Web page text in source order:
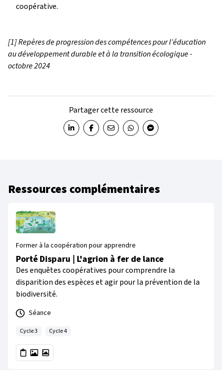
coopérative.
[1] Repères de progression des compétences pour l’éducation
au développement durable et à la transition écologique -
octobre 2024
Partager cette ressource
Partager sur LinkedIn
Partager sur Facebook
Partager par email
Partager sur WhatsApp
Partager sur Messenger
Ressources complémentaires
Former à la coopération pour apprendre
Porté Disparu | L'agrion à fer de lance
Des enquêtes coopératives pour comprendre la
disparition des espèces et agir pour la prévention de la
biodiversité.
Séance
Cycle 3 Cycle 4